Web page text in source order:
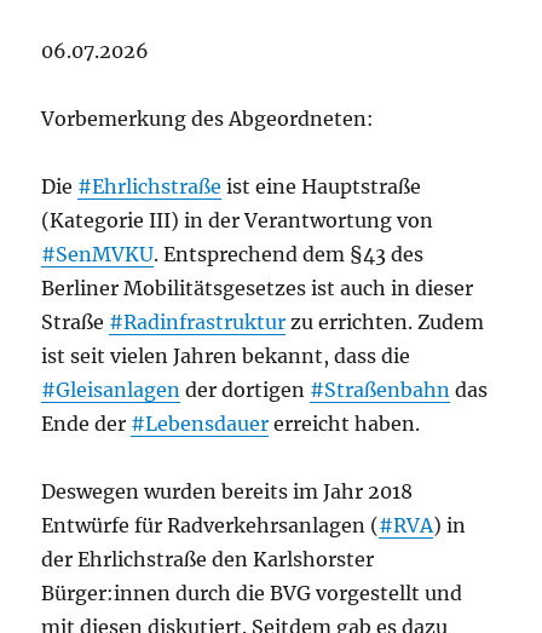
06.07.2026
Vorbemerkung des Abgeordneten:
Die #Ehrlichstraße ist eine Hauptstraße
(Kategorie III) in der Verantwortung von
#SenMVKU. Entsprechend dem §43 des
Berliner Mobilitätsgesetzes ist auch in dieser
Straße #Radinfrastruktur zu errichten. Zudem
ist seit vielen Jahren bekannt, dass die
#Gleisanlagen der dortigen #Straßenbahn das
Ende der #Lebensdauer erreicht haben.
Deswegen wurden bereits im Jahr 2018
Entwürfe für Radverkehrsanlagen (#RVA) in
der Ehrlichstraße den Karlshorster
Bürger:innen durch die BVG vorgestellt und
mit diesen diskutiert. Seitdem gab es dazu